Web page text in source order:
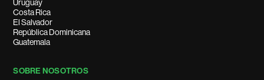
Uruguay
Costa Rica
El Salvador
República Dominicana
Guatemala
SOBRE NOSOTROS